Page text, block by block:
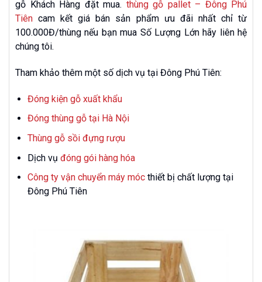
gỗ Khách Hàng đặt mua. thùng gỗ pallet – Đông Phú
Tiên cam kết giá bán sản phẩm ưu đãi nhất chỉ từ
100.000Đ/thùng nếu bạn mua Số Lượng Lớn hãy liên hệ
chúng tôi.
Tham khảo thêm một số dịch vụ tại Đông Phú Tiên:
Đóng kiện gỗ xuất khẩu
Đóng thùng gỗ tại Hà Nội
Thùng gỗ sồi đựng rượu
Dịch vụ đóng gói hàng hóa
Công ty vận chuyển máy mócthiết bị chất lượng tại
Đông Phú Tiên